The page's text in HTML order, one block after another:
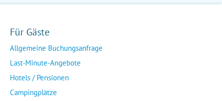
Für Gäste
Allgemeine Buchungsanfrage
Last-Minute-Angebote
Hotels / Pensionen
Campingplätze